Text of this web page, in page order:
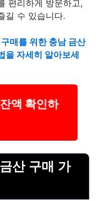
편리하게 방문하고,
길 수 있습니다.
매를 위한 충남 금산
을 자세히 알아보세
액 확인하
산 구매 가